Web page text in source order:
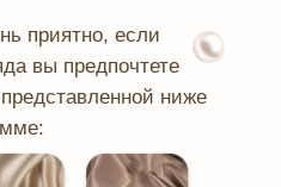
приятно, если
вы предпочтете
ниже